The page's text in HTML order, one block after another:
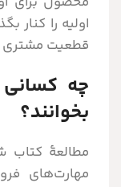
اولیه را کنار
قطعیت مشتری
چه
بخوانند؟
مطالعۀ کتاب
مهارت‌های